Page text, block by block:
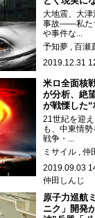
大地震、大
事故――私た
や事件な...
予知夢
百瀬
2019.12.31
米ロ全面核
が分析、絶
が戦慄した
21世紀を迎
も、中東情
戦争・...
ミサイル
仲
2019.09.03
仲田しんじ
原子力巡航
ニク」開発